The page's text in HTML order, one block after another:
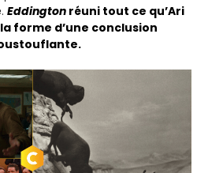
Eddington réuni tout ce qu’Ari
forme d’une conclusion